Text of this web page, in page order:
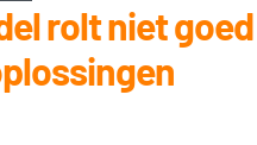
rolt niet goed